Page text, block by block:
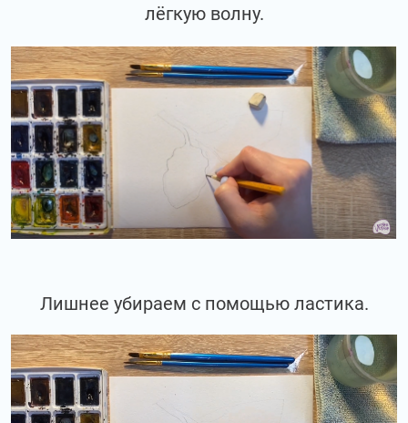
лёгкую волну.
Лишнее убираем с помощью ластика.